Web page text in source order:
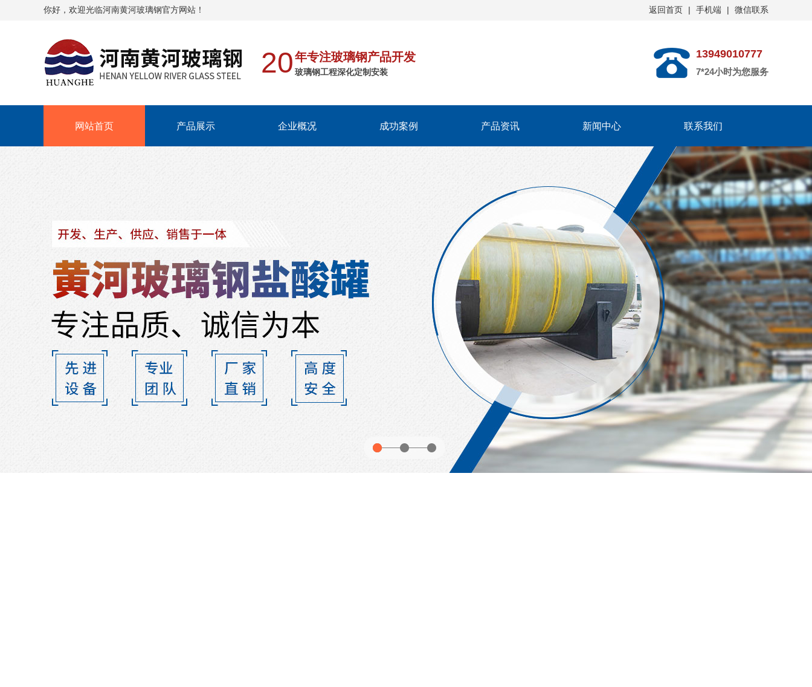
你好，欢迎光临河南黄河玻璃钢官方网站！ 返回首页 | 手机端 | 微信联系
20年专注玻璃钢产品开发
玻璃钢工程深化定制安装
13949010777
7*24小时为您服务
网站首页 产品展示 企业概况 成功案例 产品资讯 新闻中心 联系我们